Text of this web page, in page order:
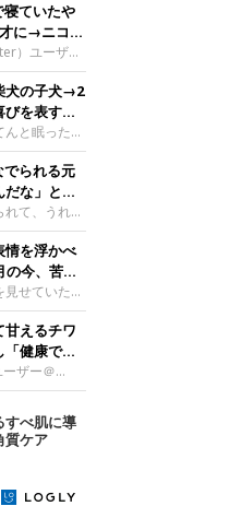
寝ていたや
に→ニコニ
力のコに成
）ユーザー
犬でウェル
クの神楽ちゃ
う神楽ちゃ
時代を過ご
神楽ちゃんの
す！神楽ち
迎えから数
2カ月）＠
当初の神楽
ださい。飼
ヘソ天”で寝
犬の子犬→2
を表すコ
と眠った子
動にさまざ
ました。遊
ちゃん遊び
紹介
ザー
ゃん（取材
らの写真
ころに撮影
っちゃんは家
ました。た
後は眠り始
ん。
でられる元
な」と感
て、うれし
。甘えるよう
っこりしま
える小次郎
れしそうな
年6月撮
のは、X（旧
さんの愛
。こちら
緒に散歩をし
宅へ帰る途
せ
情を浮かべ
今、苦手
！せていた元
3年半、苦手
、家族に寄
え当日、ケ
日のシルビ
回紹介する
シルビアち
月）。飼い
」として投
不安そうな
甘えるチワ
健康で穏
」と願う
ザー＠
た写真。写
つぶしゃん
飼い主さん
撮影時6
の状況に
う教えてく
すべ肌に導
質ケア